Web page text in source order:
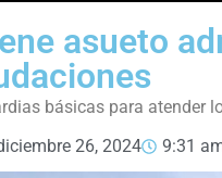
asueto
básicas para atender
26, 2024 9:31